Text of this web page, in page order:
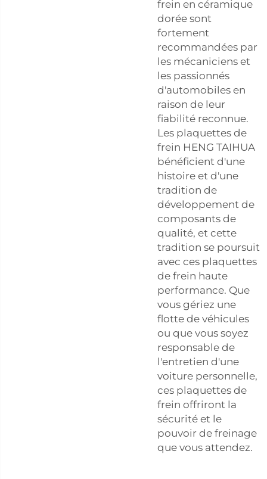
frein en céramique
dorée sont
fortement
recommandées par
les mécaniciens et
les passionnés
d'automobiles en
raison de leur
fiabilité reconnue.
Les plaquettes de
frein HENG TAIHUA
bénéficient d'une
histoire et d'une
tradition de
développement de
composants de
qualité, et cette
tradition se poursuit
avec ces plaquettes
de frein haute
performance. Que
vous gériez une
flotte de véhicules
ou que vous soyez
responsable de
l'entretien d'une
voiture personnelle,
ces plaquettes de
frein offriront la
sécurité et le
pouvoir de freinage
que vous attendez.